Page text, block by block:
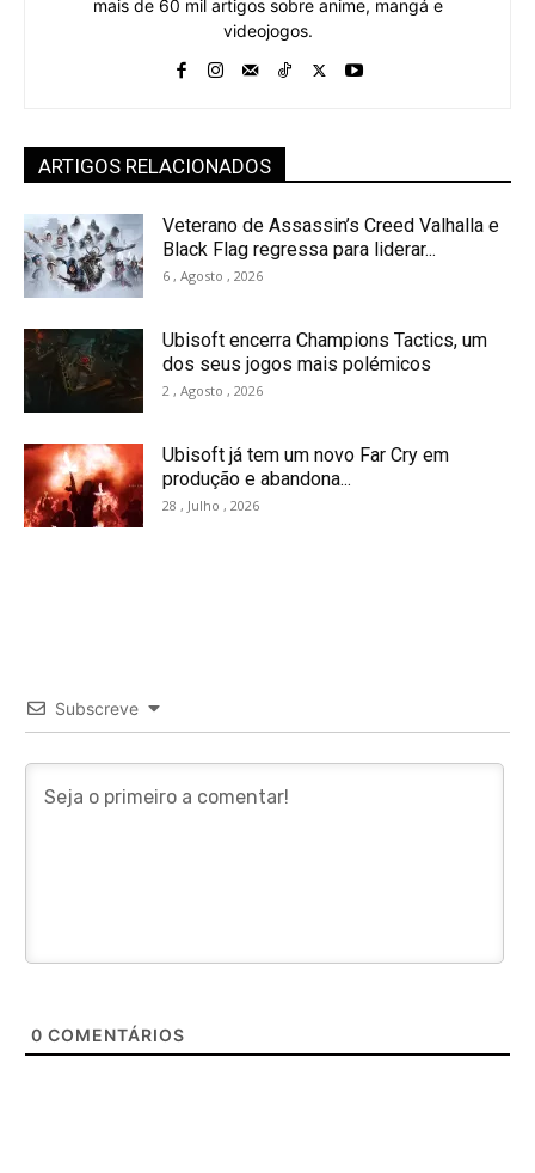
mais de 60 mil artigos sobre anime, mangá e
videojogos.
ARTIGOS RELACIONADOS
Veterano de Assassin’s Creed Valhalla e
Black Flag regressa para liderar...
6 , Agosto , 2026
Ubisoft encerra Champions Tactics, um
dos seus jogos mais polémicos
2 , Agosto , 2026
Ubisoft já tem um novo Far Cry em
produção e abandona...
28 , Julho , 2026
Subscreve
0 COMENTÁRIOS